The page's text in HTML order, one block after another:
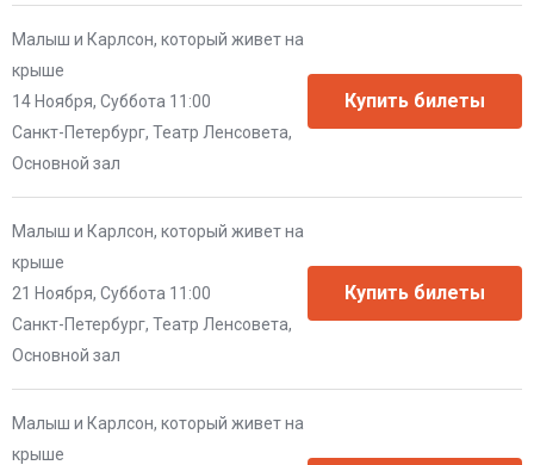
Малыш и Карлсон, который живет на
крыше
14 Ноября, Суббота 11:00
Санкт-Петербург, Театр Ленсовета,
Основной зал
Малыш и Карлсон, который живет на
крыше
21 Ноября, Суббота 11:00
Санкт-Петербург, Театр Ленсовета,
Основной зал
Малыш и Карлсон, который живет на
крыше